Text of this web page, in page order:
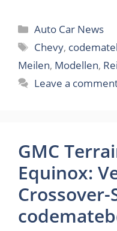
Categories
Auto Car News
Tags
Chevy,
Meilen, Modellen,
Leave a
GMC
Equinox:
Crossover-